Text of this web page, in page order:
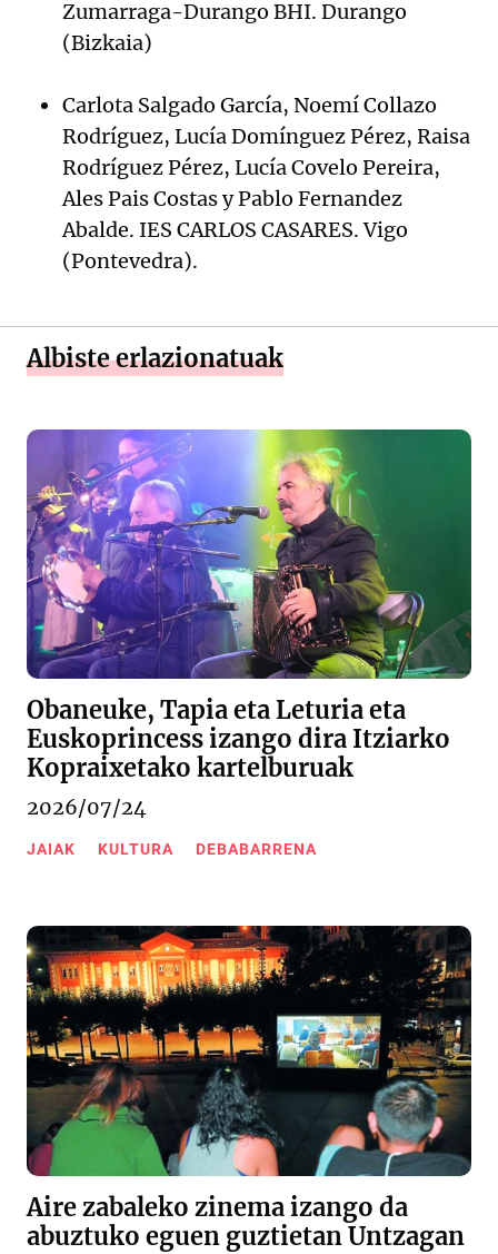
Zumarraga-Durango BHI. Durango
(Bizkaia)
Carlota Salgado García, Noemí Collazo
Rodríguez, Lucía Domínguez Pérez, Raisa
Rodríguez Pérez, Lucía Covelo Pereira,
Ales Pais Costas y Pablo Fernandez
Abalde. IES CARLOS CASARES. Vigo
(Pontevedra).
Albiste erlazionatuak
Obaneuke, Tapia eta Leturia eta
Euskoprincess izango dira Itziarko
Kopraixetako kartelburuak
2026/07/24
JAIAK KULTURA DEBABARRENA
Aire zabaleko zinema izango da
abuztuko eguen guztietan Untzagan